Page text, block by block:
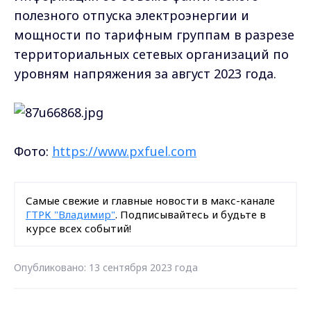
полезного отпуска электроэнергии и
мощности по тарифным группам в разрезе
территориальных сетевых организаций по
уровням напряжения за август 2023 года.
Фото: https://www.pxfuel.com
Самые свежие и главные новости в макс-канале
ГТРК "Владимир". Подписывайтесь и будьте в
курсе всех событий!
Опубликовано: 13 сентября 2023 года